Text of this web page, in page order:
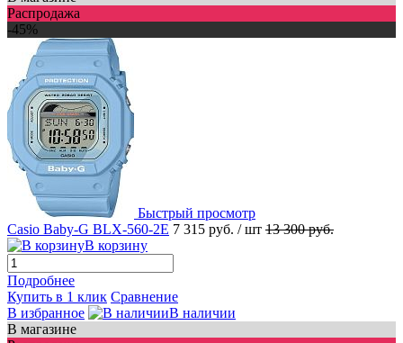
Распродажа
-45%
Быстрый просмотр
Casio Baby-G BLX-560-2E 7 315 руб. / шт 13 300 руб.
В корзину
Подробнее
Купить в 1 клик Сравнение
В избранное
В наличии
В магазине